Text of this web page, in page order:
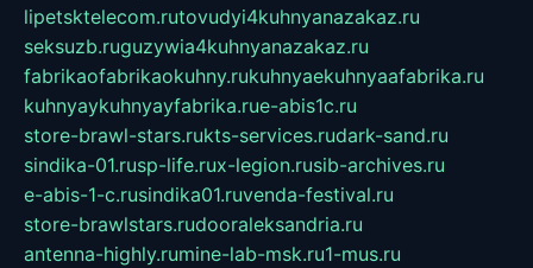
lipetsktelecom.rutovudyi4kuhnyanazakaz.ru
seksuzb.ruguzywia4kuhnyanazakaz.ru
fabrikaofabrikaokuhny.rukuhnyaekuhnyaafabrika.ru
kuhnyaykuhnyayfabrika.rue-abis1c.ru
store-brawl-stars.rukts-services.rudark-sand.ru
sindika-01.rusp-life.rux-legion.rusib-archives.ru
e-abis-1-c.rusindika01.ruvenda-festival.ru
store-brawlstars.rudooraleksandria.ru
antenna-highly.rumine-lab-msk.ru1-mus.ru